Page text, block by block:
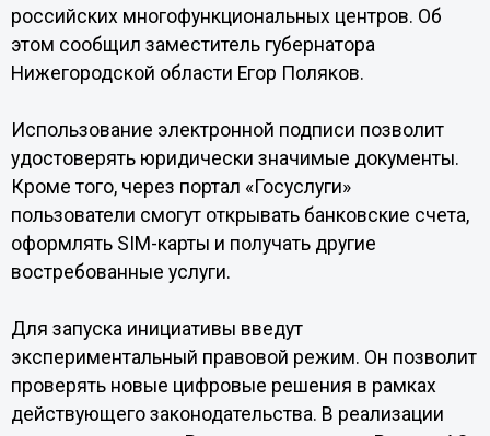
российских многофункциональных центров. Об
этом сообщил заместитель губернатора
Нижегородской области Егор Поляков.
Использование электронной подписи позволит
удостоверять юридически значимые документы.
Кроме того, через портал «Госуслуги»
пользователи смогут открывать банковские счета,
оформлять SIM-карты и получать другие
востребованные услуги.
Для запуска инициативы введут
экспериментальный правовой режим. Он позволит
проверять новые цифровые решения в рамках
действующего законодательства. В реализации